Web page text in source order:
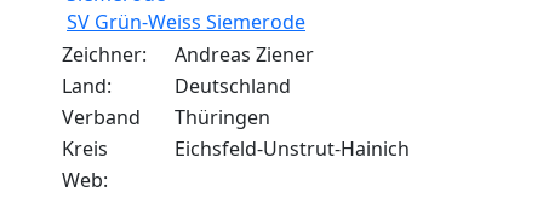
SV Grün-Weiss Siemerode
Zeichner:
Andreas Ziener
Land:
Deutschland
Verband
Thüringen
Kreis
Eichsfeld-Unstrut-Hainich
Web: